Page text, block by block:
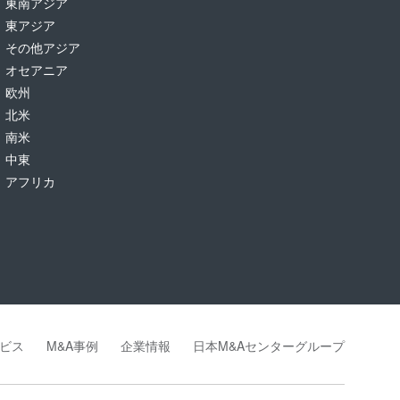
東アジア
その他アジア
オセアニア
欧州
北米
南米
中東
アフリカ
ス M&A事例 企業情報 日本M&Aセンターグループ